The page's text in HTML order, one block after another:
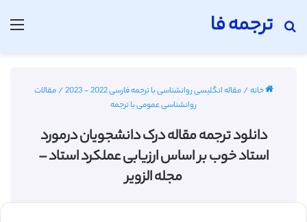
ترجمه فا
جستجو برای
خانه/مقاله انگلیسی روانشناسی با ترجمه فارسی 2022 - 2023 /مقالات
روانشناسی عمومی با ترجمه
دانلود ترجمه مقاله درک دانشجویان درمورد
استاد خوب بر اساس ارزیابی عملکرد استاد –
مجله الزویر